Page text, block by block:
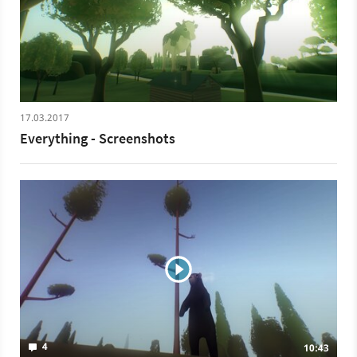
nicht. Vielmehr soll Everything laut dem Entwickler Daid
OReily »eine neue Sicht auf das Leben« vermitteln. Der
Steam-Release von Everything erfolgt am 22. April 2017,
für die PlayStation 4 ist das Spiel bereits seit März
verfügbar.
17.03.2017
Everything - Screenshots
4
10:43